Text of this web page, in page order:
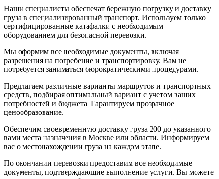
Наши специалисты обеспечат бережную погрузку и доставку
груза в специализированный транспорт. Используем только
сертифицированные катафалки с необходимым
оборудованием для безопасной перевозки.
Мы оформим все необходимые документы, включая
разрешения на погребение и транспортировку. Вам не
потребуется заниматься бюрократическими процедурами.
Предлагаем различные варианты маршрутов и транспортных
средств, подбирая оптимальный вариант с учетом ваших
потребностей и бюджета. Гарантируем прозрачное
ценообразование.
Обеспечим своевременную доставку груза 200 до указанного
вами места назначения в Москве или области. Информируем
вас о местонахождении груза на каждом этапе.
По окончании перевозки предоставим все необходимые
документы, подтверждающие выполнение услуги. Вы можете